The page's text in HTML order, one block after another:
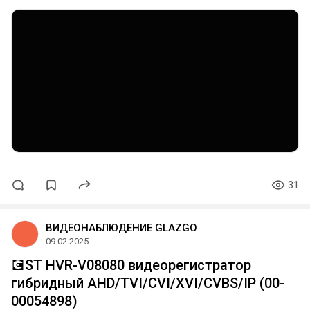
31
ВИДЕОНАБЛЮДЕНИЕ GLAZGO
09.02.2025
💽ST HVR-V08080 видеорегистратор
гибридный AHD/TVI/CVI/XVI/CVBS/IP (00-
00054898)